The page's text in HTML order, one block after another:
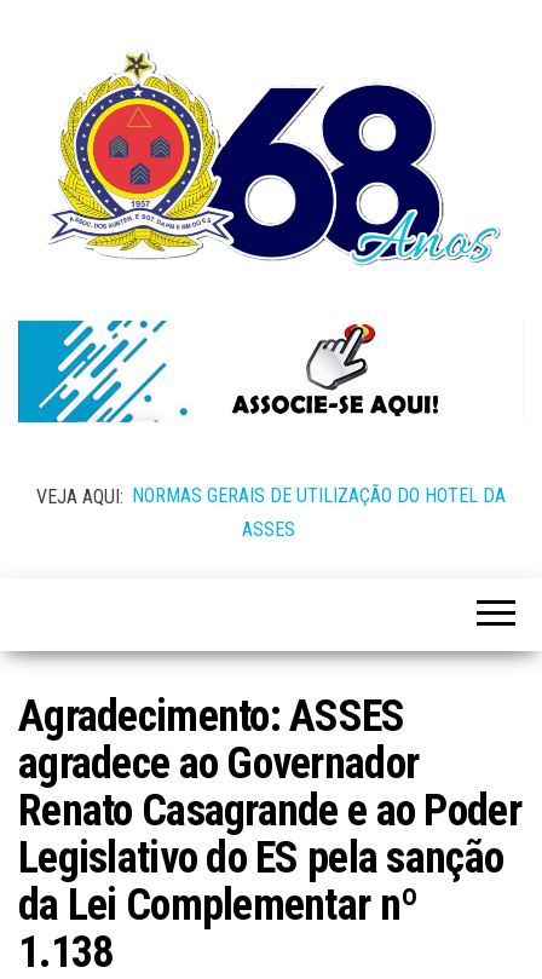
VEJA AQUI: NORMAS GERAIS DE UTILIZAÇÃO DO HOTEL DA
ASSES
Agradecimento: ASSES
agradece ao Governador
Renato Casagrande e ao Poder
Legislativo do ES pela sanção
da Lei Complementar nº
1.138